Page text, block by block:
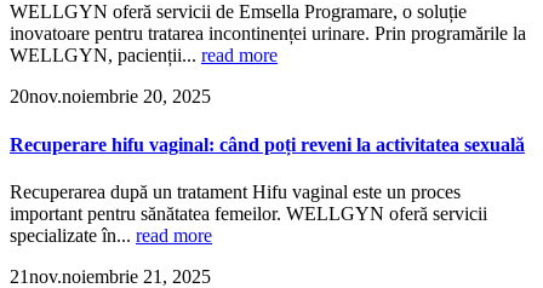
WELLGYN oferă servicii de Emsella Programare, o soluție
inovatoare pentru tratarea incontinenței urinare. Prin programările la
WELLGYN, pacienții... read more
20nov.noiembrie 20, 2025
Recuperare hifu vaginal: când poți reveni la activitatea sexuală
Recuperarea după un tratament Hifu vaginal este un proces
important pentru sănătatea femeilor. WELLGYN oferă servicii
specializate în... read more
21nov.noiembrie 21, 2025